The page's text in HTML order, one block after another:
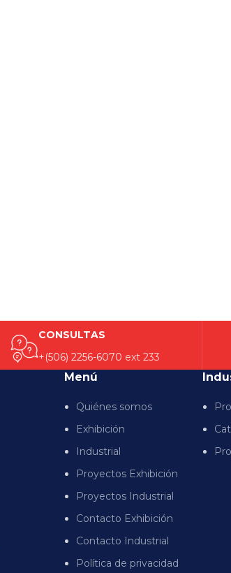
CONSULTAS
+(506) 2256-6070 ext 233
Menú
Quiénes somos
Exhibición
Industrial
Proyectos Exhibición
Proyectos Industrial
Contacto Exhibición
Contacto Industrial
Política de privacidad